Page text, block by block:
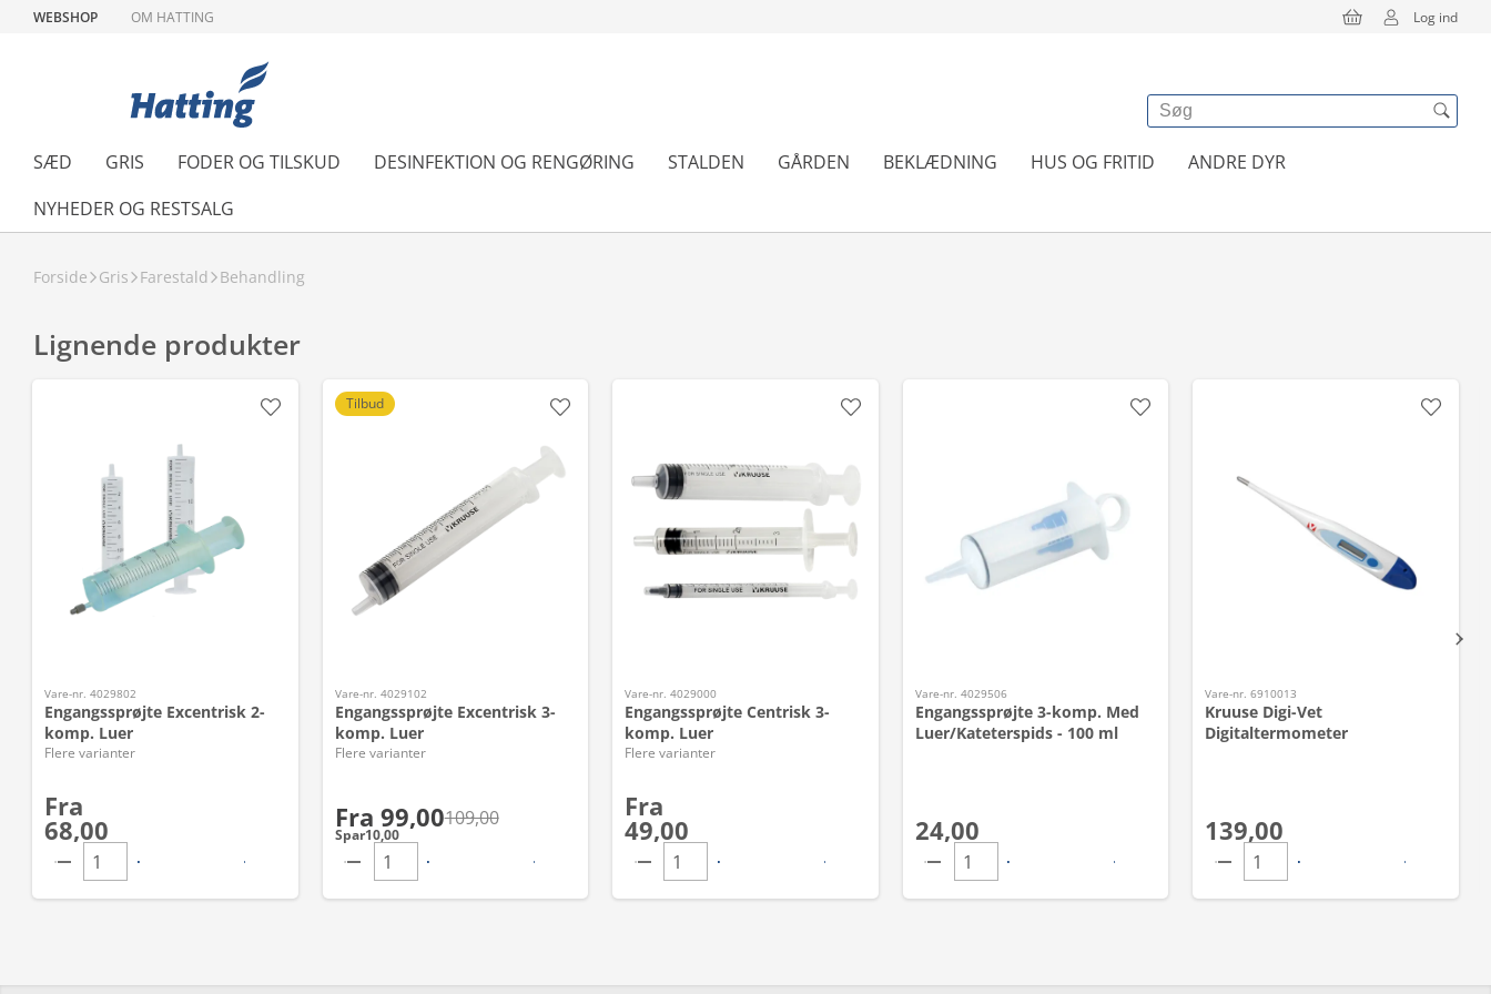
WEBSHOP OM HATTING Log ind
SÆD GRIS FODER OG TILSKUD DESINFEKTION OG RENGØRING STALDEN GÅRDEN BEKLÆDNING HUS OG FRITID
ANDRE DYR
NYHEDER OG RESTSALG
Forside Gris Farestald Behandling
Lignende produkter
Vare-nr. 4029802
Engangssprøjte Excentrisk 2-
komp. Luer
Flere varianter
Fra
68,00
Tilbud
Vare-nr. 4029102
Engangssprøjte Excentrisk 3-
komp. Luer
Flere varianter
Fra 99,00109,00
Spar10,00
Vare-nr. 4029000
Engangssprøjte Centrisk 3-
komp. Luer
Flere varianter
Fra
49,00
Vare-nr. 4029506
Engangssprøjte 3-komp. Med
Luer/Kateterspids - 100 ml
24,00
Vare-nr. 6910013
Kruuse Digi-Vet
Digitaltermometer
139,00